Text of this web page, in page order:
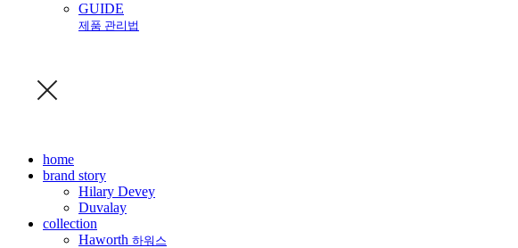
GUIDE
제품 관리법
home
brand story
Hilary Devey
Duvalay
collection
Haworth 하워스